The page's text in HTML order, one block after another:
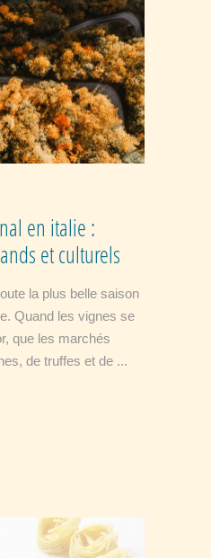
en italie :
et culturels
la plus belle saison
Quand les vignes se
que les marchés
de truffes et de